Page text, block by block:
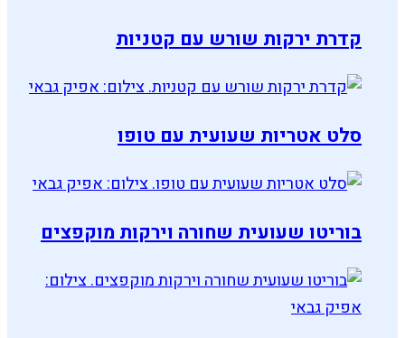
קדרת ירקות שורש עם קטניות
סלט אטריות שעועית עם טופו
בוריטו שעועית שחורה וירקות מוקפצים